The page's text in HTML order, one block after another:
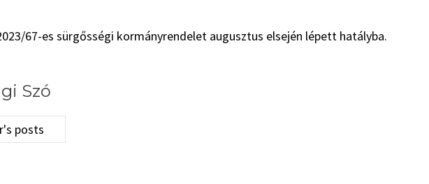
67-es sürgősségi kormányrendelet augusztus elsején lépett hatályba.
Szó
posts